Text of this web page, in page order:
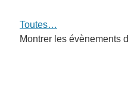
Toutes…
Montrer les évènements